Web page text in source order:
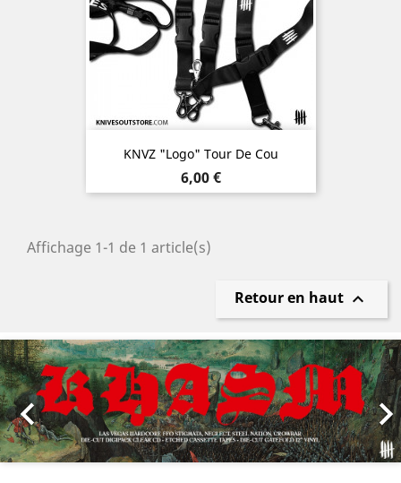
KNVZ "Logo" Tour De Cou
Prix
6,00 €
Affichage 1-1 de 1 article(s)
Retour en haut 

Précédent